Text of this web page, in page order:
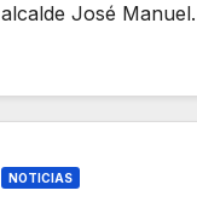
alcalde José
NOTICIAS